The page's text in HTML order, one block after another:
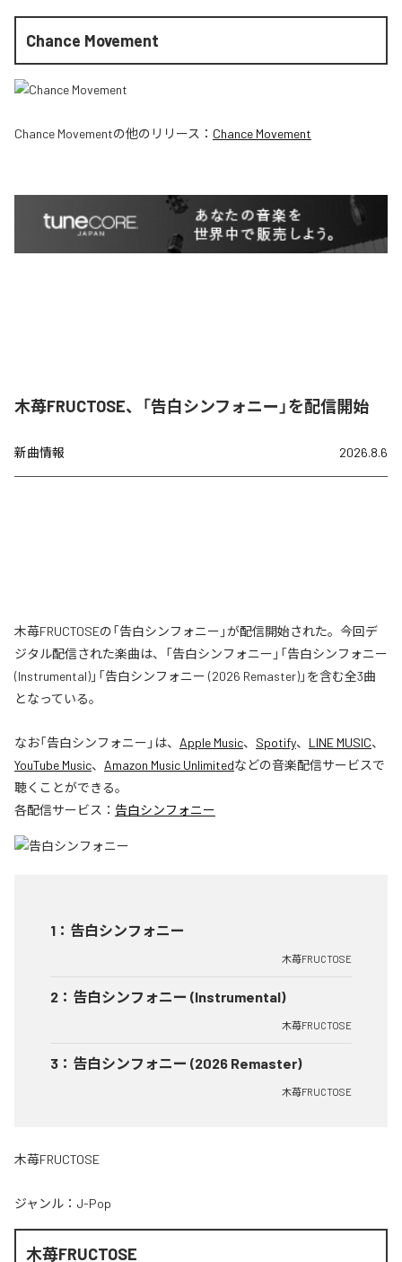
Chance Movement
Chance Movementの他のリリース： Chance Movement
木苺FRUCTOSE、「告白シンフォニー」を配信開始
新曲情報 2026.8.6
木苺FRUCTOSEの「告白シンフォニー」が配信開始された。今回デ
ジタル配信された楽曲は、「告白シンフォニー」「告白シンフォニー
(Instrumental)」「告白シンフォニー (2026 Remaster)」を含む全3曲
となっている。
なお「告白シンフォニー 」は、 Apple Music、 Spotify、 LINE MUSIC、
YouTube Music、 Amazon Music Unlimitedなどの音楽配信サービスで
聴くことができる。
各配信サービス： 告白シンフォニー
1 ： 告白シンフォニー
木苺FRUCTOSE
2 ： 告白シンフォニー (Instrumental)
木苺FRUCTOSE
3 ： 告白シンフォニー (2026 Remaster)
木苺FRUCTOSE
木苺FRUCTOSE
ジャンル： J-Pop
木苺FRUCTOSE